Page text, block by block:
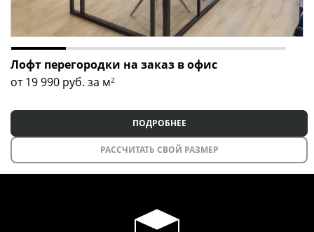
Лофт перегородки на заказ в офис
от 19 990 руб. за м2
ПОДРОБНЕЕ
РАССЧИТАТЬ СВОЙ РАЗМЕР